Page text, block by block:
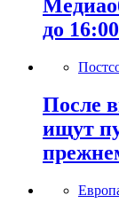
до
После
ищут